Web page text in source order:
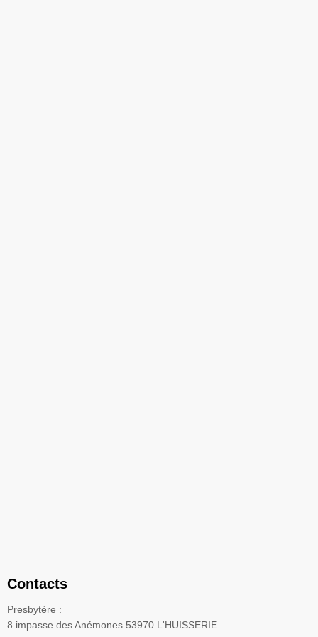
Contacts
Presbytère :
8 impasse des Anémones 53970 L'HUISSERIE